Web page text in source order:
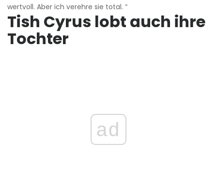
wertvoll. Aber ich verehre sie total. “
Tish Cyrus lobt auch ihre
Tochter
ad